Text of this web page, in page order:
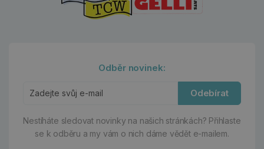
Odběr novinek:
Odebírat
Nestíháte sledovat novinky na našich stránkách? Přihlaste
se k odběru a my vám o nich dáme vědět e-mailem.